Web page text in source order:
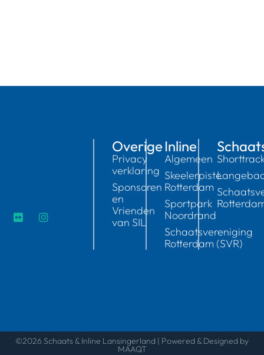
Inline
Algemeen
Skeelerpiste
Rotterdam
Sportpark
Noordrand
Schaatsvereniging
Rotterdam (SVR)
Overige
Privacy
verklaring
Sponsoren
en
Vrienden
van SIL
©2026 Schaats & Inline Lansingerland | Powered & Designed by
MAAQT